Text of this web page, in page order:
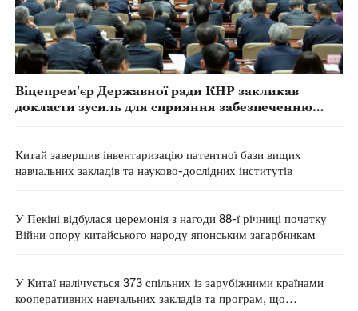
Віцепрем'єр Державної ради КНР закликав
докласти зусиль для сприяння забезпеченню
Китай завершив інвентаризацію патентної бази вищих
навчальних закладів та науково-дослідних інститутів
У Пекіні відбулася церемонія з нагоди 88-ї річниці початку
Війни опору китайського народу японським загарбникам
У Китаї налічується 373 спільних із зарубіжними країнами
кооперативних навчальних закладів та програм, що